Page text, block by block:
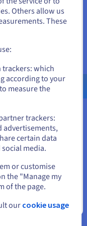
gegevens halen
behalen.
uw
uitgebreide
diepgaande
prestaties van uw
problemen
Dit zorgt voor
uw IT-omgeving.
juiste website
- $
Sluiten
Others allow us
These
which
according to your
measure the
trackers:
advertisements,
certain data
media.
or customise
the "Manage my
of the page.
our cookie usage